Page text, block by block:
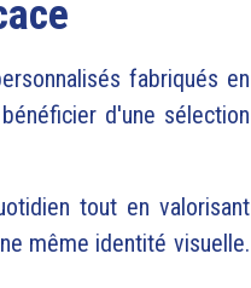
fabriqués en
d'une sélection
tout en valorisant
même identité visuelle.